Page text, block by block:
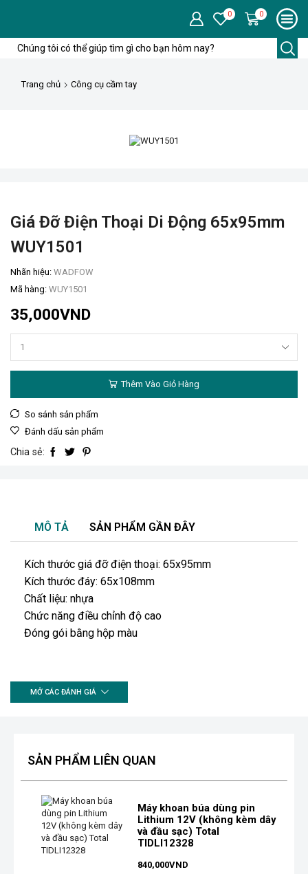
0 0
Trang chủ Công cụ cầm tay
Giá Đỡ Điện Thoại Di Động 65x95mm
WUY1501
Nhãn hiệu: WADFOW
Mã hàng: WUY1501
35,000VND
Thêm Vào Giỏ Hàng
So sánh sản phẩm
Đánh dấu sản phẩm
Chia sẻ:
MÔ TẢ SẢN PHẨM GẦN ĐÂY
Kích thước giá đỡ điện thoại: 65x95mm
Kích thước đáy: 65x108mm
Chất liệu: nhựa
Chức năng điều chỉnh độ cao
Đóng gói bằng hộp màu
MỞ CÁC ĐÁNH GIÁ
SẢN PHẨM LIÊN QUAN
Máy khoan búa dùng pin
Lithium 12V (không kèm dây
và đầu sạc) Total
TIDLI12328
840,000VND